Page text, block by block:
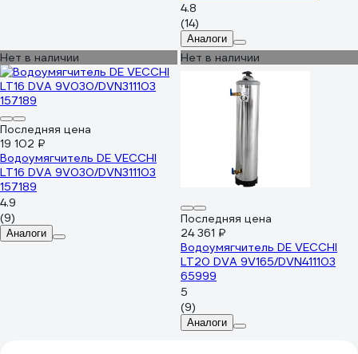
4.8
(14)
Аналоги
Нет в наличии
Последняя цена
19 102 ₽
Водоумягчитель DE VECCHI
LT16 DVA 9V030/DVN311103
157189
4.9
(9)
Аналоги
Нет в наличии
Последняя цена
24 361 ₽
Водоумягчитель DE VECCHI
LT20 DVA 9V165/DVN411103
65999
5
(9)
Аналоги